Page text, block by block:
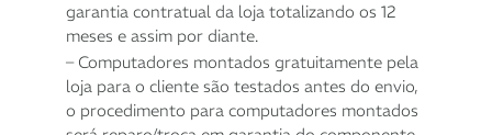
garantia contratual da loja totalizando os 12
meses e assim por diante.
– Computadores montados gratuitamente pela
loja para o cliente são testados antes do envio,
o procedimento para computadores montados